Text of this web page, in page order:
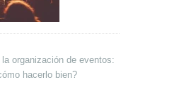
organización de eventos:
hacerlo bien?